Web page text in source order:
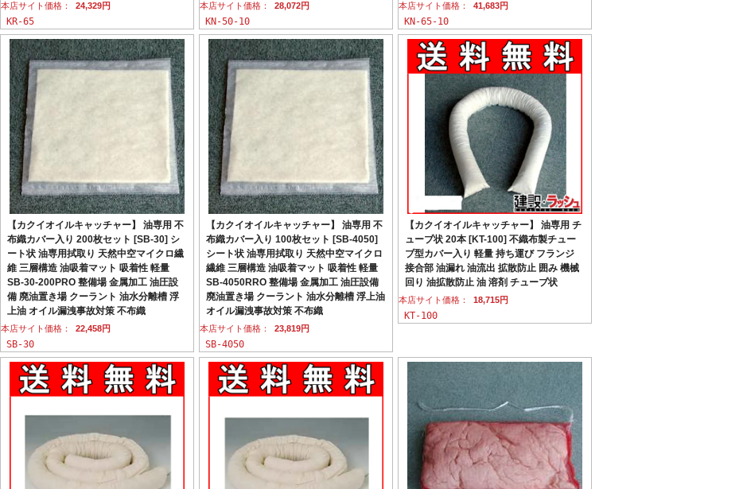
本店サイト価格： 24,329円
KR-65
本店サイト価格： 28,072円
KN-50-10
本店サイト価格： 41,683円
KN-65-10
【カクイオイルキャッチャー】 油専用 不
布織カバー入り 200枚セット [SB-30] シ
ート状 油専用拭取り 天然中空マイクロ繊
維 三層構造 油吸着マット 吸着性 軽量
SB-30-200PRO 整備場 金属加工 油圧設
備 廃油置き場 クーラント 油水分離槽 浮
上油 オイル漏洩事故対策 不布織
本店サイト価格： 22,458円
SB-30
【カクイオイルキャッチャー】 油専用 不
布織カバー入り 100枚セット [SB-4050]
シート状 油専用拭取り 天然中空マイクロ
繊維 三層構造 油吸着マット 吸着性 軽量
SB-4050RRO 整備場 金属加工 油圧設備
廃油置き場 クーラント 油水分離槽 浮上油
オイル漏洩事故対策 不布織
本店サイト価格： 23,819円
SB-4050
【カクイオイルキャッチャー】 油専用 チ
ューブ状 20本 [KT-100] 不織布製チュー
ブ型カバー入り 軽量 持ち運び フランジ
接合部 油漏れ 油流出 拡散防止 囲み 機械
回り 油拡散防止 油 溶剤 チューブ状
本店サイト価格： 18,715円
KT-100